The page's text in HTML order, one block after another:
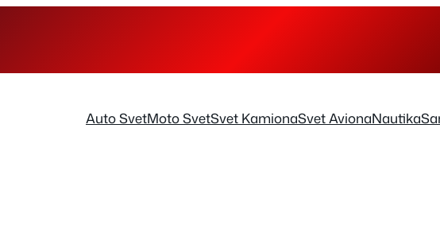
Auto SvetMoto SvetSvet KamionaSvet AvionaNautika